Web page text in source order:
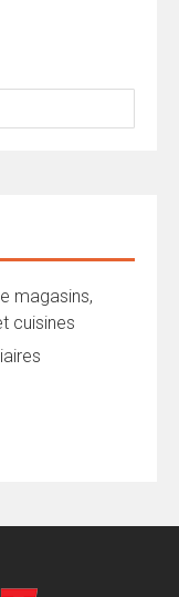
magasins,
cuisines